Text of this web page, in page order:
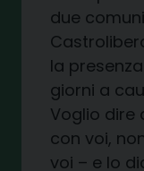
due
la
giorni a
Voglio dire
con voi,
voi – e lo